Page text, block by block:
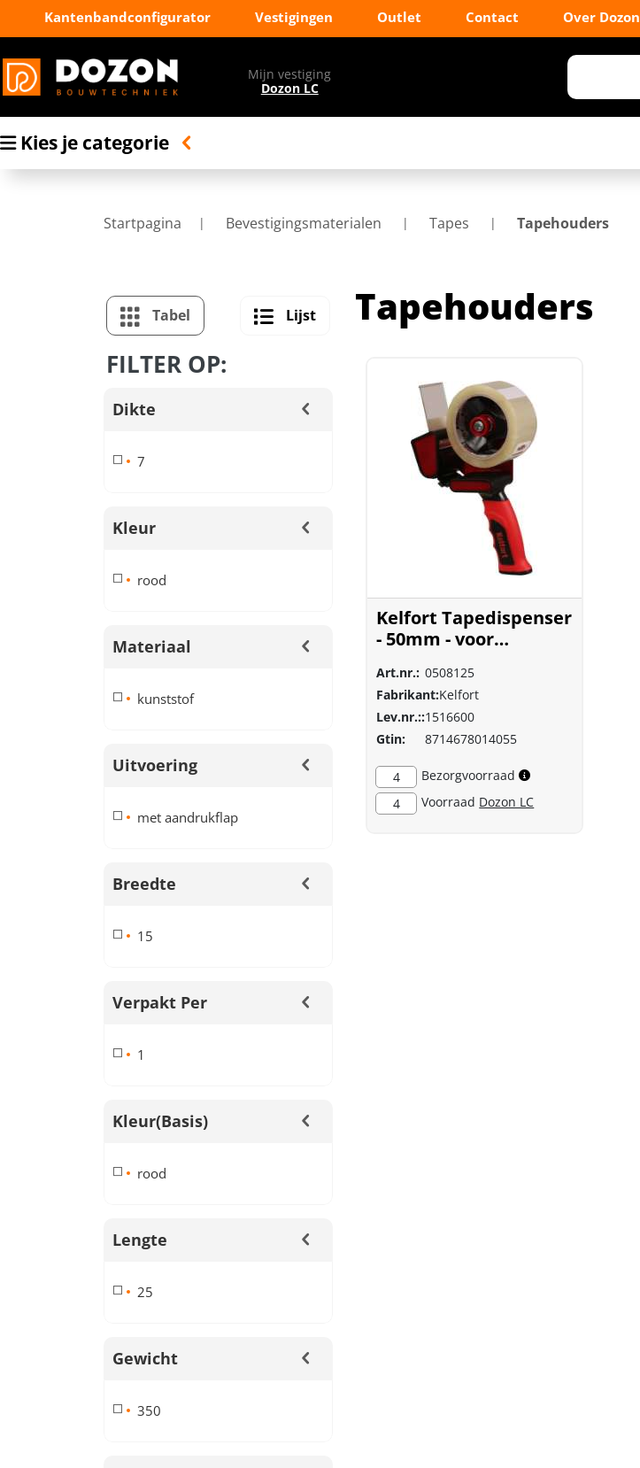
Kantenbandconfigurator Vestigingen Outlet Contact Over Dozon
Mijn vestiging
Dozon LC
Kies je categorie
Startpagina Bevestigingsmaterialen Tapes Tapehouders
Tabel Lijst
FILTER OP:
Dikte
7
Kleur
rood
Materiaal
kunststof
Uitvoering
met aandrukflap
Breedte
15
Verpakt Per
1
Kleur(basis)
rood
Lengte
25
Gewicht
350
Tapehouders
Kelfort Tapedispenser
- 50mm - voor
Art.nr.: 0508125
Fabrikant:Kelfort
Lev.nr.::1516600
Gtin:
8714678014055
4
Bezorgvoorraad
4
Voorraad Dozon LC